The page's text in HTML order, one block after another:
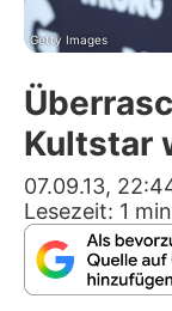
Alle
Getty Images
Kultstar
07.09.13,
Lesezeit: 1 min